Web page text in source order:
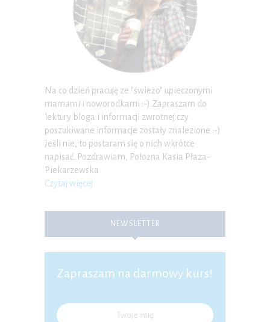
Na co dzień pracuję ze "świeżo" upieczonymi
mamami i noworodkami :-) Zapraszam do
lektury bloga i informacji zwrotnej czy
poszukiwane informacje zostały znalezione :-)
Jeśli nie, to postaram się o nich wkrótce
napisać. Pozdrawiam, Położna Kasia Płaza-
Piekarzewska
Czytaj więcej
NEWSLETTER
Zapraszam na darmowy kurs!